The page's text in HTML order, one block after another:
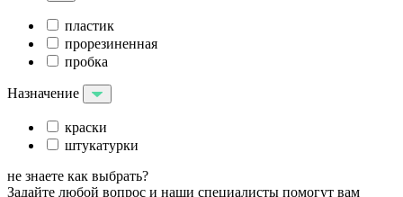
пластик
прорезиненная
пробка
Назначение
краски
штукатурки
не знаете как выбрать?
Задайте любой вопрос и наши специалисты помогут вам